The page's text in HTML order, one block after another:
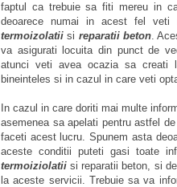
faptul ca trebuie sa fiti mereu in
deoarece numai in acest fel
termoizolatii si reparatii beton.
va asigurati locuita din punct de
atunci veti avea ocazia sa creati
bineinteles si in cazul in care veti
In cazul in care doriti mai multe
asemenea sa apelati pentru astfel
faceti acest lucru. Spunem asta
aceste conditii puteti gasi toate
termoiziolatii si reparatii beton, si
la aceste servicii. Trebuie sa va